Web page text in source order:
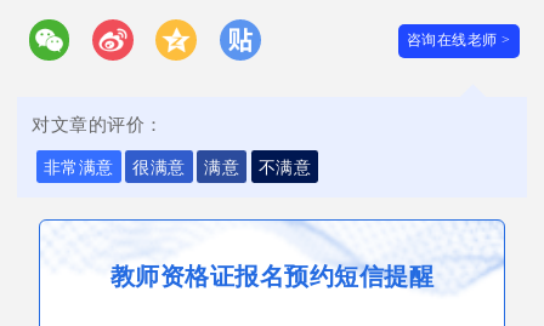
咨询在线老师 >
对文章的评价：
非常满意 很满意 满意 不满意
教师资格证报名预约短信提醒